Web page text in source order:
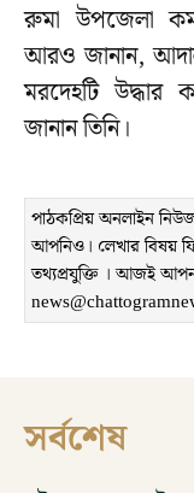
রুমা উপজেলা
আরও জানান,
মরদেহটি
জানান তিনি।
পাঠকপ্রিয় অনলাইন
আপনিও। লেখার বিষয়
তথ্যপ্রযুক্তি । আজই
সর্বশেষ